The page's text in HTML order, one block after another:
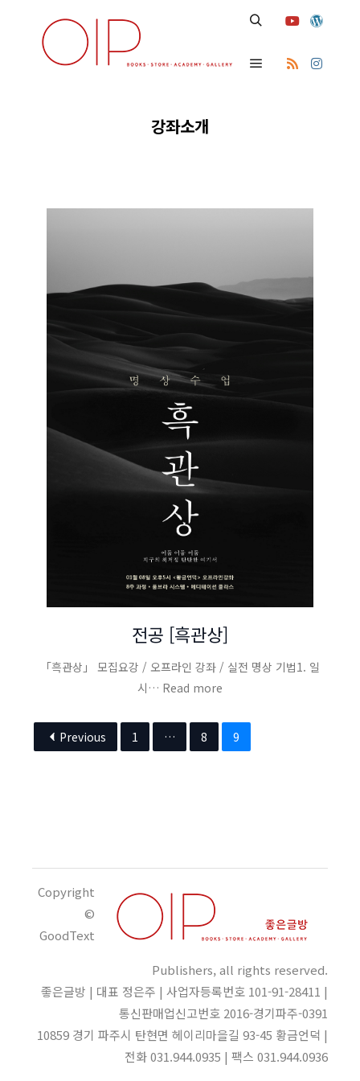
강좌소개
전공 [흑관상]
「흑관상」 모집요강 / 오프라인 강좌 / 실전 명상 기법1. 일
시… Read more
Previous 1 … 8 9
Copyright
©
GoodText
Publishers, all rights reserved.
좋은글방 | 대표 정은주 | 사업자등록번호 101-91-28411 |
통신판매업신고번호 2016-경기파주-0391
10859 경기 파주시 탄현면 헤이리마을길 93-45 황금언덕 |
전화 031.944.0935 | 팩스 031.944.0936